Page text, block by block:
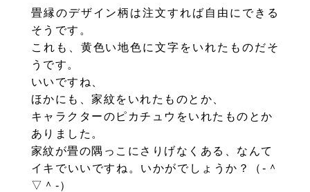
畳縁のデザイン柄は注文すれば自由にできる
そうです。
これも、黄色い地色に文字をいれたものだそ
うです。
いいですね、
ほかにも、家紋をいれたものとか、
キャラクターのピカチュウをいれたものとか
ありました。
家紋が畳の隅っこにさりげなくある、なんて
イキでいいですね。いかがでしょうか？（‐＾
▽＾‐）